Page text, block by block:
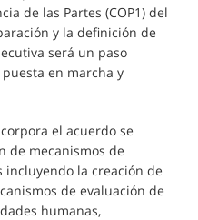
de las Partes (COP1) del
y la definición de
será un paso
en marcha y
el acuerdo se
de mecanismos de
incluyendo la creación de
de evaluación de
humanas,